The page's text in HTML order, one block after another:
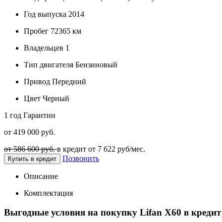
Год выпуска 2014
Пробег 72365 км
Владельцев 1
Тип двигателя Бензиновый
Привод Передний
Цвет Черный
1 год Гарантии
от 419 000 руб.
от 586 600 руб.в кредит от 7 622 руб/мес.
Купить в кредит Позвонить
Описание
Комплектация
Выгодные условия на покупку Lifan X60 в